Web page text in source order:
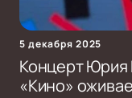
5 декабря 2025
Концерт Юрия
«Кино»